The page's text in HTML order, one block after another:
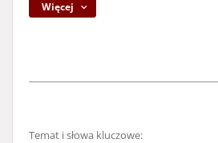
Więcej
Temat i słowa kluczowe: